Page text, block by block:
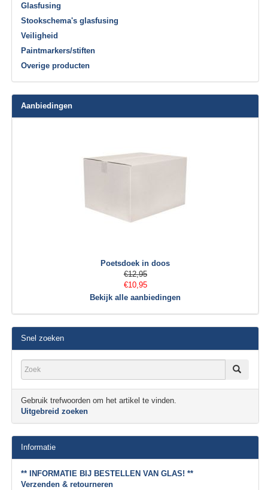
Glasfusing
Stookschema's glasfusing
Veiligheid
Paintmarkers/stiften
Overige producten
Aanbiedingen
Poetsdoek in doos
€12,95
€10,95
Bekijk alle aanbiedingen
Snel zoeken
Gebruik trefwoorden om het artikel te vinden.
Uitgebreid zoeken
Informatie
** INFORMATIE BIJ BESTELLEN VAN GLAS! **
Verzenden & retourneren